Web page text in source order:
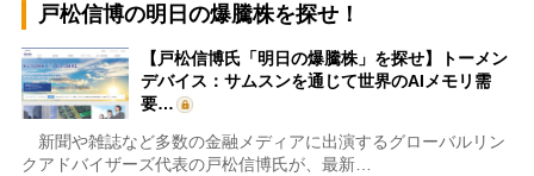
戸松信博の明日の爆騰株を探せ！
【戸松信博氏「明日の爆騰株」を探せ】トーメン
デバイス：サムスンを通じて世界のAIメモリ需
要…
新聞や雑誌など多数の金融メディアに出演するグローバルリン
クアドバイザーズ代表の戸松信博氏が、最新…